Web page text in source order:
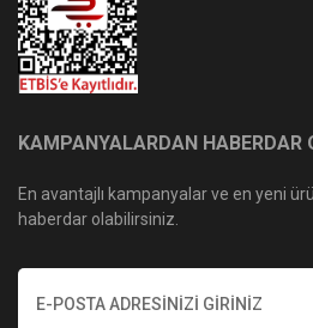
KAMPANYALARDAN HABERDAR
En avantajlı kampanyalar ve en yeni
haberdar olabilirsiniz.